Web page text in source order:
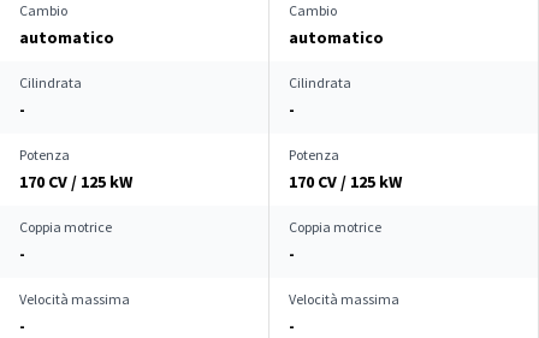
Cambio
automatico
Cambio
automatico
Cilindrata
-
Cilindrata
-
Potenza
170 CV / 125 kW
Potenza
170 CV / 125 kW
Coppia motrice
-
Coppia motrice
-
Velocità massima
-
Velocità massima
-